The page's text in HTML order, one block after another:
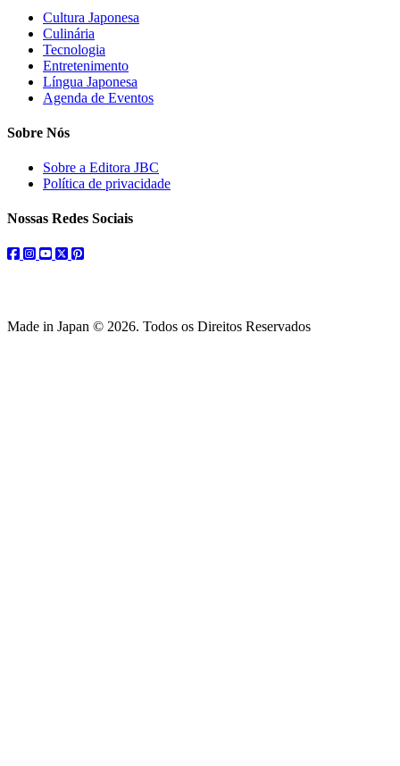
Cultura Japonesa
Culinária
Tecnologia
Entretenimento
Língua Japonesa
Agenda de Eventos
Sobre Nós
Sobre a Editora JBC
Política de privacidade
Nossas Redes Sociais
facebook
instagram
youtube
twitterpinterest
Made in Japan © 2026. Todos os Direitos Reservados